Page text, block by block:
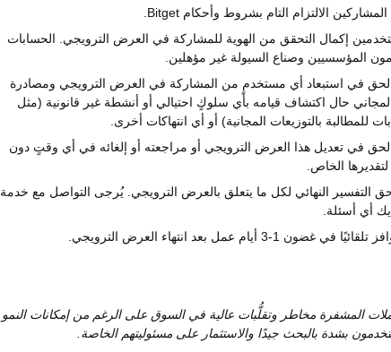
Bitget
إكمال التحقق من الهوية للمشاركة في العرض الترويجي. الحسابات
المؤسسيين وصناع السيولة غير مؤهلين.
في استبعاد أي مستخدمٍ من المشاركة في العرض الترويجي ومصادرة
حال اكتشاف قيامه بأي سلوكٍ احتيالي أو أنشطة غير قانونية (مثل
للمطالبة بالتوزيعات المجانية) أو أي انتهاكات أخرى.
في تعديل هذا العرض الترويجي أو مراجعته أو إلغائه في أي وقتٍ دون
الخاص.
التفسير النهائي لكل ما يتعلق بالعرض الترويجي. يُرجى التواصل مع خدمة
أي أسئلة.
المشفرة مخاطر وتقلُّبات عالية في السوق على الرغم من إمكانات النمو
بشدة بالبحث جيدًا والاستثمار على مسئوليتهم الخاصة.